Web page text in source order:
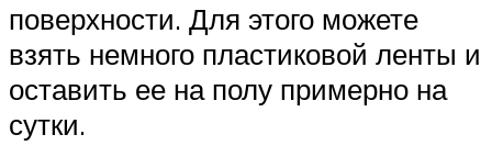
поверхности. Для этого можете
взять немного пластиковой ленты и
оставить ее на полу примерно на
сутки.